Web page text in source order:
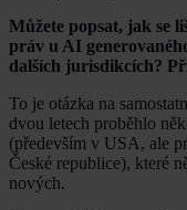
Můžete popsat, jak se
práv u AI
dalších jurisdikcích?
To je otázka na
dvou letech proběhlo
(především v USA, ale
České republice), které
nových.